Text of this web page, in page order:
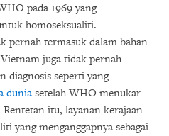
pada 1969 yang
homoseksualiti.
pernah termasuk dalam bahan
juga tidak pernah
diagnosis seperti yang
dunia setelah WHO menukar
itu, layanan kerajaan
yang menganggapnya sebagai